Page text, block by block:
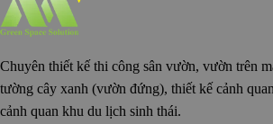
Chuyên thiết kế thi công sân vườn, vườn trên
tường cây xanh (vườn đứng), thiết kế cảnh
cảnh quan khu du lịch sinh thái.